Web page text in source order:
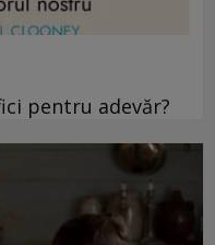
pentru adevăr?